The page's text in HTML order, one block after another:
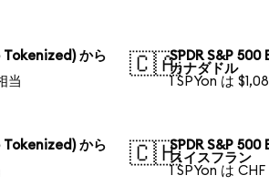
Tokenized) から
当
🇨🇦SPDR S&P
カナダドル
1 SPYon は
Tokenized) から
🇨🇭SPDR S&P
スイスフラン
1 SPYon は